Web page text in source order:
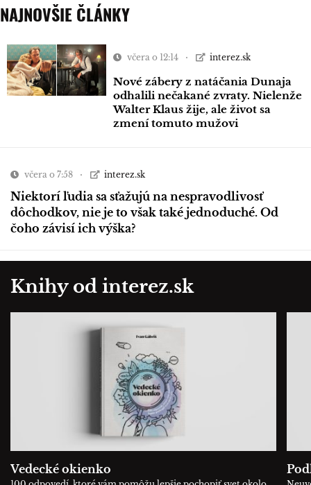
NAJNOVŠIE ČLÁNKY
včera o 12:14 interez.sk
Nové zábery z natáčania Dunaja
odhalili nečakané zvraty. Nielenže
Walter Klaus žije, ale život sa
zmení tomuto mužovi
včera o 7:58 interez.sk
Niektorí ľudia sa sťažujú na nespravodlivosť
dôchodkov, nie je to však také jednoduché. Od
čoho závisí ich výška?
Knihy od interez.sk
Vedecké okienko